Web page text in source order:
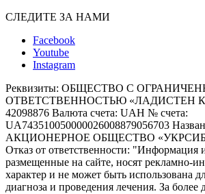
СЛЕДИТЕ ЗА НАМИ
Facebook
Youtube
Instagram
Реквизиты: ОБЩЕСТВО С
ОТВЕТСТВЕННОСТЬЮ «ЛАДИСТЕН
42098876 Валюта счета: UAH № счета:
UA743510050000026008879056703
АКЦИОНЕРНОЕ ОБЩЕСТВО
Отказ от ответственности: "Информация
размещенные на сайте, носят рекламно-
характер и не может быть использована
диагноза и проведения лечения. За более